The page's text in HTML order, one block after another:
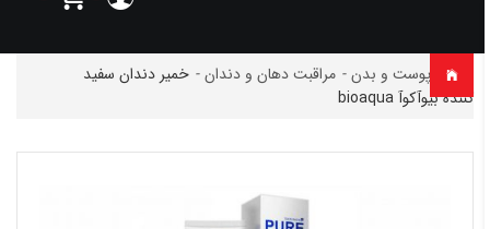
خانه پوست و بدن - مراقبت دهان و دندان - خمیر دندان سفید
کننده بیوآکوآ bioaqua